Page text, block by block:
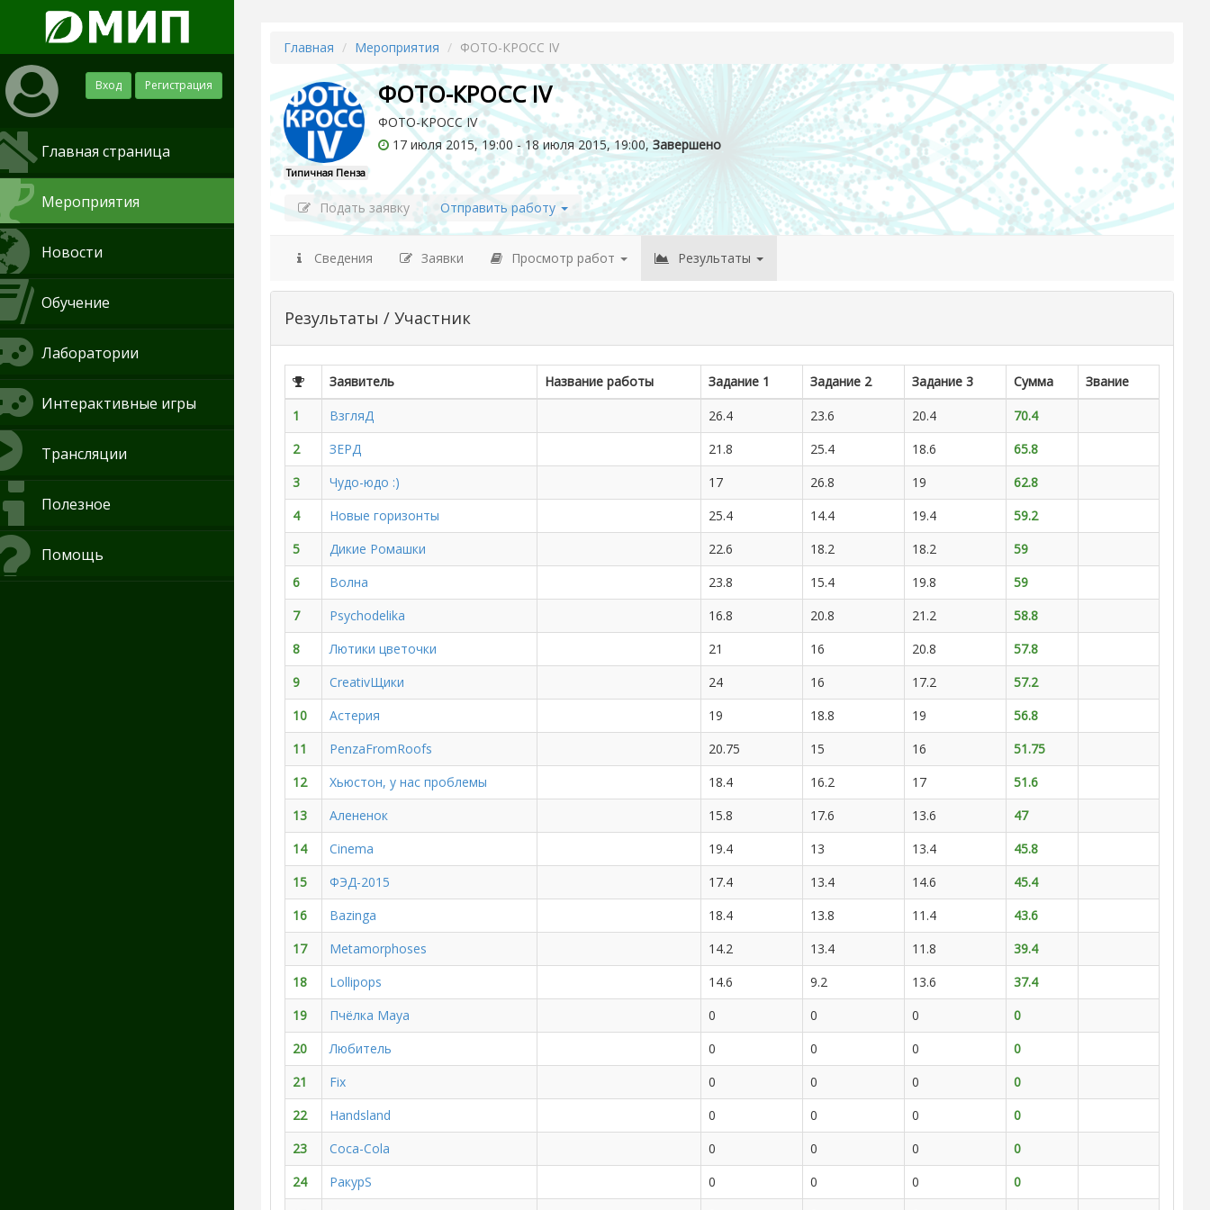
Вход Регистрация
Главная страница
Мероприятия
Новости
Обучение
Лаборатории
Интерактивные игры
Трансляции
Полезное
Помощь
Главная Мероприятия ФОТО-КРОСС IV
ФОТО-КРОСС IV
ФОТО-КРОСС IV
17 июля 2015, 19:00 - 18 июля 2015, 19:00,Завершено
Типичная Пенза
Подать заявку Отправить работу
Сведения Заявки Просмотр работ Результаты
Результаты / Участник
Заявитель Название работы Задание 1 Задание 2 Задание 3 Сумма
Звание
1
ВзгляД 26.4 23.6 20.4
70.4
2
ЗЕРД 21.8 25.4 18.6
65.8
3
Чудо-юдо :) 17 26.8 19
62.8
4
Новые горизонты 25.4 14.4 19.4
59.2
5
Дикие Ромашки 22.6 18.2 18.2
59
6
Волна 23.8 15.4 19.8
59
7
Psychodelika 16.8 20.8 21.2
58.8
8
Лютики цветочки 21 16 20.8
57.8
9
CreativЩики 24 16 17.2
57.2
10
Астерия 19 18.8 19
56.8
11
PenzaFromRoofs 20.75 15 16
51.75
12
Хьюстон, у нас проблемы 18.4 16.2 17
51.6
13
Алененок 15.8 17.6 13.6
47
14
Сinema 19.4 13 13.4
45.8
15
ФЭД-2015 17.4 13.4 14.6
45.4
16
Bazinga 18.4 13.8 11.4
43.6
17
Metamorphoses 14.2 13.4 11.8
39.4
18
Lollipops 14.6 9.2 13.6
37.4
19
Пчёлка Maya 0 0 0
0
20
Любитель 0 0 0
0
21
Fix 0 0 0
0
22
Handsland 0 0 0
0
23
Coca-Cola 0 0 0
0
24
РакурS 0 0 0
0